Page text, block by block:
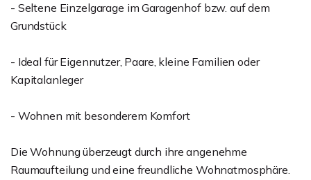
- Seltene Einzelgarage im Garagenhof bzw. auf dem
Grundstück
- Ideal für Eigennutzer, Paare, kleine Familien oder
Kapitalanleger
- Wohnen mit besonderem Komfort
Die Wohnung überzeugt durch ihre angenehme
Raumaufteilung und eine freundliche Wohnatmosphäre.